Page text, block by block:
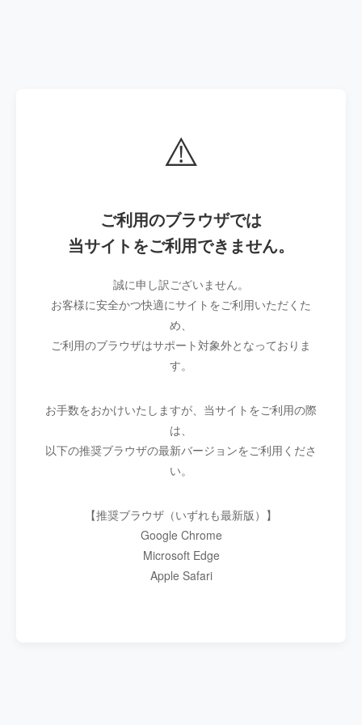
⚠️
ご利用のブラウザでは
当サイトをご利用できません。
誠に申し訳ございません。
お客様に安全かつ快適にサイトをご利用いただくた
め、
ご利用のブラウザはサポート対象外となっておりま
す。
お手数をおかけいたしますが、当サイトをご利用の際
は、
以下の推奨ブラウザの最新バージョンをご利用くださ
い。
【推奨ブラウザ（いずれも最新版）】
Google Chrome
Microsoft Edge
Apple Safari